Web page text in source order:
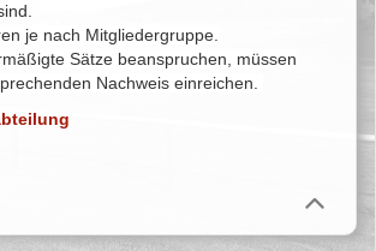
je nach Mitgliedergruppe.
Sätze beanspruchen, müssen
Nachweis einreichen.